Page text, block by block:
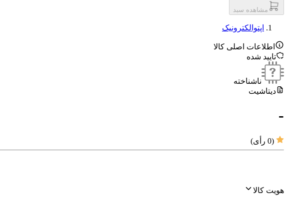
مشاهده سبد
اپتوالکترونیک
اطلاعات اصلی کالا
تایید شده
ناشناخته
دیتاشیت
-
(
0 رأی)
هویت کالا